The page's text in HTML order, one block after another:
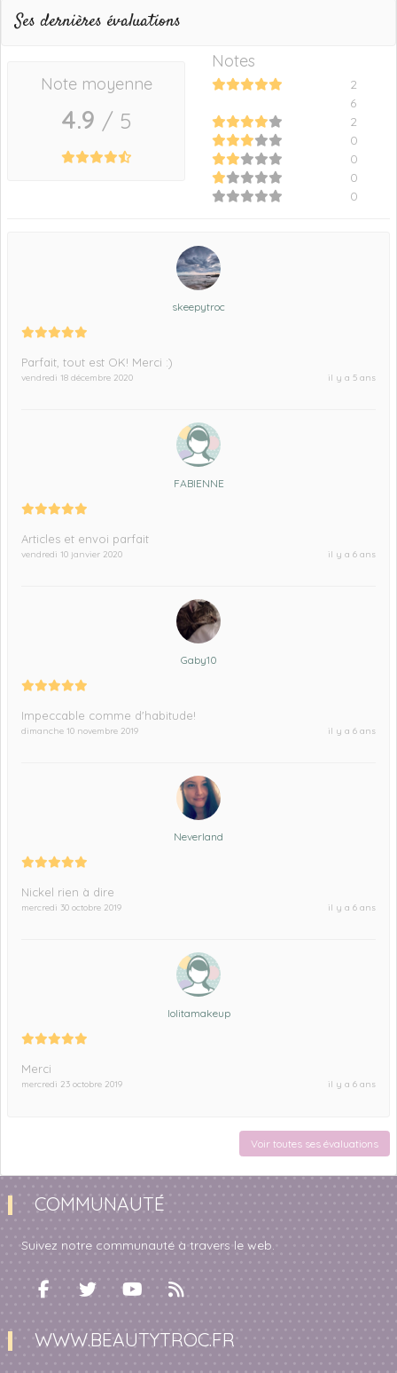
Ses dernières évaluations
Note moyenne
4.9 / 5
Notes
2
6
2
0
0
0
0
skeepytroc
Parfait, tout est OK! Merci :)
vendredi 18 décembre 2020 il y a 5 ans
FABIENNE
Articles et envoi parfait
vendredi 10 janvier 2020 il y a 6 ans
Gaby10
Impeccable comme d'habitude!
dimanche 10 novembre 2019 il y a 6 ans
Neverland
Nickel rien à dire
mercredi 30 octobre 2019 il y a 6 ans
lolitamakeup
Merci
mercredi 23 octobre 2019 il y a 6 ans
Voir toutes ses évaluations
COMMUNAUTÉ
Suivez notre communauté à travers le web.
WWW.BEAUTYTROC.FR